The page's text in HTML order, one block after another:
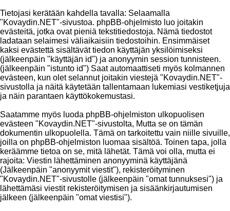
Tietojasi kerätään kahdella tavalla: Selaamalla
"Kovaydin.NET"-sivustoa. phpBB-ohjelmisto luo joitakin
evästeitä, jotka ovat pieniä tekstitiedostoja. Nämä tiedostot
ladataan selaimesi väliaikaisiin tiedostoihin. Ensimmäiset
kaksi evästettä sisältävät tiedon käyttäjän yksilöimiseksi
(jälkeenpäin "käyttäjän id") ja anonyymin session tunnisteen.
(jälkeenpäin "istunto id") Saat automaattiseti myös kolmannen
evästeen, kun olet selannut joitakin viestejä "Kovaydin.NET"-
sivustolla ja näitä käytetään tallentamaan lukemiasi vestiketjuja
ja näin parantaen käyttökokemustasi.
Saatamme myös luoda phpBB-ohjelmiston ulkopuolisen
evästeen "Kovaydin.NET"-sivustolta, Mutta se on tämän
dokumentin ulkopuolella. Tämä on tarkoitettu vain niille sivuille,
joilla on phpBB-ohjelmiston luomaa sisältöä. Toinen tapa, jolla
keräämme tietoa on se, mitä lähetät. Tämä voi olla, mutta ei
rajoita: Viestin lähettäminen anonyyminä käyttäjänä
(Jälkeenpäin "anonyymit viestit"), rekisteröityminen
"Kovaydin.NET"-sivustolle (jälkeenpäin "omat tunnuksesi") ja
lähettämäsi viestit rekisteröitymisen ja sisäänkirjautumisen
jälkeen (jälkeenpäin "omat viestisi").